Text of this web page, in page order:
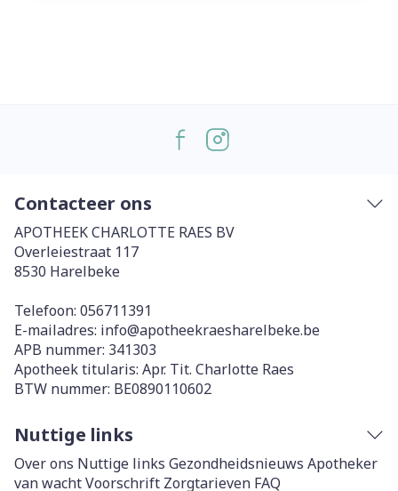
Contacteer ons
APOTHEEK CHARLOTTE RAES BV
Overleiestraat 117
8530 Harelbeke
Telefoon: 056711391
E-mailadres: info@apotheekraesharelbeke.be
APB nummer: 341303
Apotheek titularis: Apr. Tit. Charlotte Raes
BTW nummer: BE0890110602
Nuttige links
Over ons Nuttige links Gezondheidsnieuws Apotheker
van wachtVoorschrift Zorgtarieven FAQ